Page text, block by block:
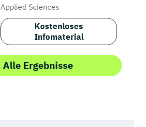
Applied Sciences
Kostenloses
Infomaterial
Alle Ergebnisse